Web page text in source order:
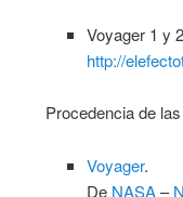
Voyager 1 y
http://
Procedencia de
Voyager.
De NASA–